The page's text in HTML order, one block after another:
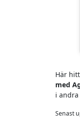
Här
med
i
Senast